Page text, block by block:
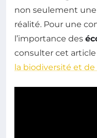
non seulement
réalité. Pour une
l’importance des
consulter cet
la biodiversité et